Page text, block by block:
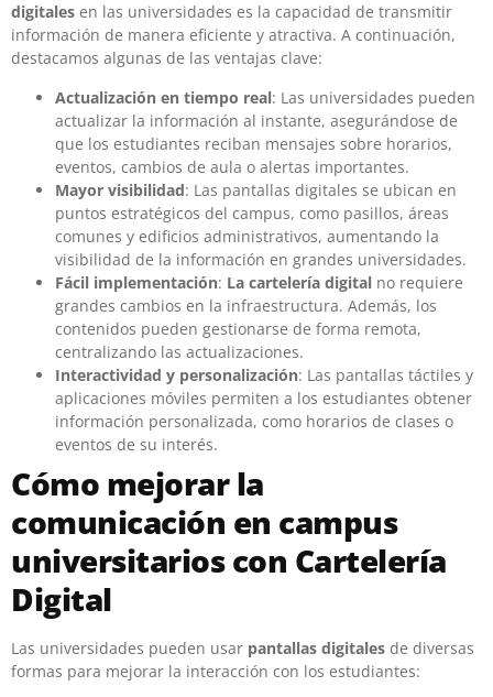
digitales en las universidades es la capacidad de transmitir
información de manera eficiente y atractiva. A continuación,
destacamos algunas de las ventajas clave:
Actualización en tiempo real: Las universidades pueden
actualizar la información al instante, asegurándose de
que los estudiantes reciban mensajes sobre horarios,
eventos, cambios de aula o alertas importantes.
Mayor visibilidad: Las pantallas digitales se ubican en
puntos estratégicos del campus, como pasillos, áreas
comunes y edificios administrativos, aumentando la
visibilidad de la información en grandes universidades.
Fácil implementación: La cartelería digital no requiere
grandes cambios en la infraestructura. Además, los
contenidos pueden gestionarse de forma remota,
centralizando las actualizaciones.
Interactividad y personalización: Las pantallas táctiles y
aplicaciones móviles permiten a los estudiantes obtener
información personalizada, como horarios de clases o
eventos de su interés.
Cómo mejorar la
comunicación en campus
universitarios con Cartelería
Digital
Las universidades pueden usar pantallas digitales de diversas
formas para mejorar la interacción con los estudiantes: